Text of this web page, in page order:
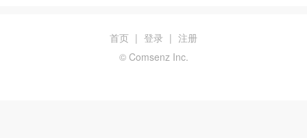
首页 | 登录 | 注册
© Comsenz Inc.